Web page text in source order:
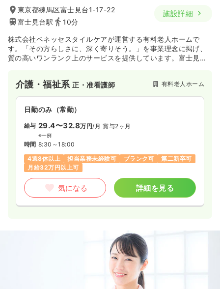
東京都練馬区富士見台1-17-22
富士見台駅
10分
施設詳細
株式会社ベネッセスタイルケアが運営する有料老人ホームで
す。「その方らしさに、深く寄りそう。」を事業理念に掲げ、
質の高いワンランク上のサービスを提供しています。富士見台
介護・福祉系正・准看護師 有料老人ホーム
日勤のみ（常勤）
給与 29.4〜32.8万円/月 賞与2ヶ月
※一例
時間 8:30～18:00
4週8休以上
担当業務未経験可 ブランク可
第二新卒可
月給32万円以上可
気になる 詳細を見る